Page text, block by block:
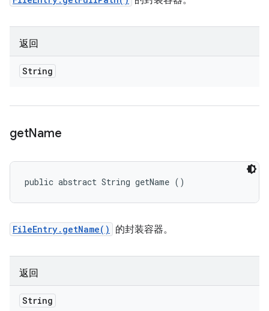
返回
String
getName
public abstract String getName ()
FileEntry.getName() 的封装容器。
返回
String